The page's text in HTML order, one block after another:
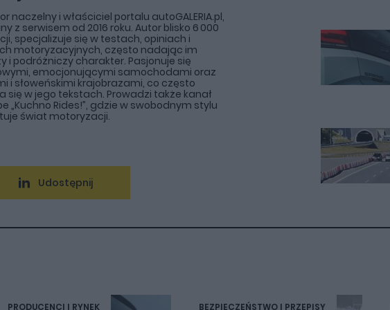
naczelny i właściciel portalu autoGALERIA.pl,
z serwisem od 2016 roku. Autor blisko 6 000
specjalizuje się w testach, opiniach i
motoryzacyjnych, często nadając im
i podróżniczy charakter. Pasjonuje się
emocjonującymi samochodami oraz
i słoweńskimi krajobrazami, co często
się w jego tekstach. Prowadzi także kanał
„Kuchno Rides!”, gdzie w swobodnym stylu
świat motoryzacji.
Udostępnij
PRODUCENCI I RYNEK BEZPIECZEŃSTWO I PRZEPISY